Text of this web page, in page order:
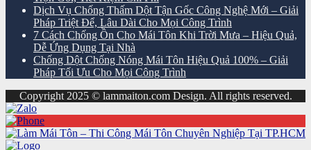
Dịch Vụ Chống Thấm Dột Tận Gốc Công Nghệ Mới – Giải
Pháp Triệt Để, Lâu Dài Cho Mọi Công Trình
7 Cách Chống Ồn Cho Mái Tôn Khi Trời Mưa – Hiệu Quả,
Dễ Ứng Dụng Tại Nhà
Chống Dột Chống Nóng Mái Tôn Hiệu Quả 100% – Giải
Pháp Tối Ưu Cho Mọi Công Trình
Copyright 2025 © lammaiton.com Design. All rights reserved.